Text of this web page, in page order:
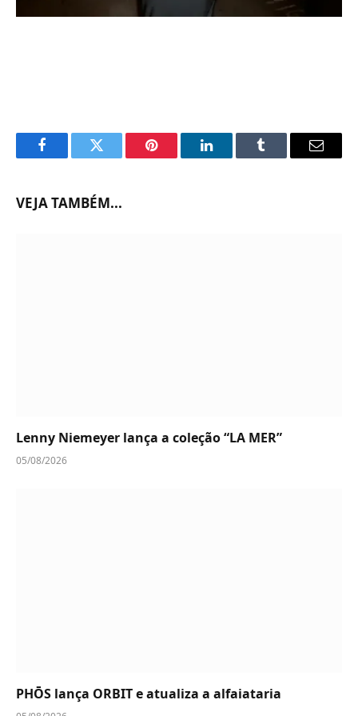
FacebookTwitter Pinterest LinkedInTumblr Email
VEJA TAMBÉM...
Lenny Niemeyer lança a coleção “LA MER”
05/08/2026
PHŌS lança ORBIT e atualiza a alfaiataria